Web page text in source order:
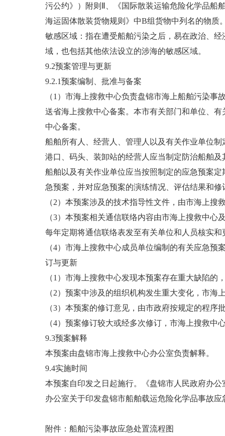
污公约》）附则Ⅱ、《国际散装运输危险化学品船
海运固体散装货物规则》中B组货物中列名的物质
敏感区域：指在遭受船舶污染之后，易在政治、
域，也包括其他依法设立的涉海的敏感区域。
9.2预案管理与更新
9.2.1预案编制、批准与备案
（1）市海上搜救中心负责盘锦市海上船舶污染
送省海上搜救中心备案。本市有关部门和单位、
中心备案。
船舶所有人、经营人、管理人以及有关作业单位
港口、码头、装卸站的经营人应当制定防治船舶
船舶以及有关作业单位应当按照制定的应急预案
急预案，并对应急预案的演练情况、评估结果和修
（2）本预案涉及的技术指导性文件，由市海上搜
（3）本预案相关通信联络内容由市海上搜救中
每年定期将通信联络表发至有关单位和人员核实和
（4）市海上搜救中心成员单位编制的有关应急
订与更新
（1）市海上搜救中心发现本预案存在重大缺陷的
（2）预案中涉及的组织机构发生重大变化，市海
（3）本预案的修订意见，由市政府按规定的程序
（4）预案修订较大或经多次修订，市海上搜救中
9.3预案解释
本预案由盘锦市海上搜救中心办公室负责解释。
9.4实施时间
本预案自印发之日起施行。《盘锦市人民政府办
办公室关于印发盘锦市船舶载运危险化学品事故
附件：船舶污染事故应急处置流程图